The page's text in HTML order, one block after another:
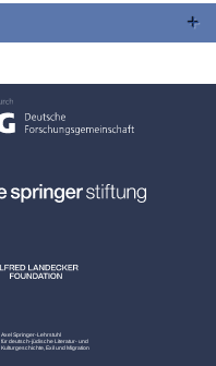
Axel Springer-Lehrstuhl
für deutsch-jüdische Literatur- und
Kulturgeschichte, Exil und Migration